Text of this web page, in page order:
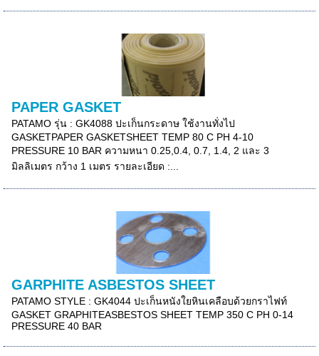
PAPER GASKET
PATAMO รุ่น : GK4088 ปะเก็นกระดาษ ใช้งานทั่งไป
GASKETPAPER GASKETSHEET TEMP 80 C PH 4-10
PRESSURE 10 BAR ความหนา 0.25,0.4, 0.7, 1.4, 2 และ 3
มิลลิเมตร กว้าง 1 เมตร รายละเอียด :...
GARPHITE ASBESTOS SHEET
PATAMO STYLE : GK4044 ปะเก็นหนังใยหินเคลือบด้วยกราไฟท์
GASKET GRAPHITEASBESTOS SHEET TEMP 350 C PH 0-14
PRESSURE 40 BAR